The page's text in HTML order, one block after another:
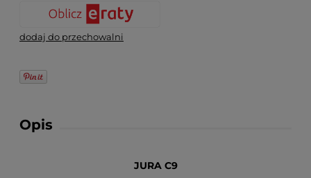
dodaj do przechowalni
Opis
JURA C9